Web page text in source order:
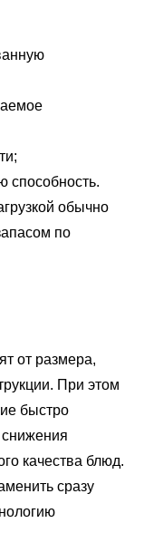
способность.
обычно
по
от размера,
При этом
быстро
снижения
качества блюд.
сразу